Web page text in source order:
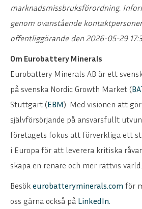
marknadsmissbruksförordning.
genom ovanstående
offentliggörande den 2026-05-29
Om Eurobattery Minerals
Eurobattery Minerals AB är ett
på svenska Nordic Growth Market (
Stuttgart (EBM). Med visionen att
självförsörjande på ansvarsfullt
företagets fokus att förverkliga ett
i Europa för att leverera kritiska
skapa en renare och mer rättvis värld.
Besök eurobatteryminerals.com för
oss gärna också på LinkedIn.